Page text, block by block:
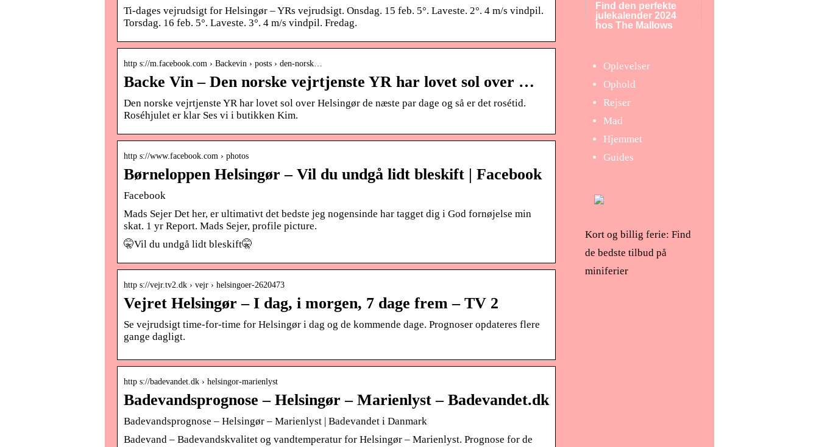
Ti-dages vejrudsigt for Helsingør – YRs vejrudsigt. Onsdag. 15 feb. 5°. Laveste. 2°. 4 m/s vindpil.
Torsdag. 16 feb. 5°. Laveste. 3°. 4 m/s vindpil. Fredag.
http s://m.facebook.com › Backevin › posts › den-norsk…
Backe Vin – Den norske vejrtjenste YR har lovet sol over …
Den norske vejrtjenste YR har lovet sol over Helsingør de næste par dage og så er det rosétid.
Roséhjulet er klar Ses vi i butikken Kim.
http s://www.facebook.com › photos
Børneloppen Helsingør – Vil du undgå lidt bleskift | Facebook
Facebook
Mads Sejer Det her, er ultimativt det bedste jeg nogensinde har tagget dig i God fornøjelse min
skat. 1 yr Report. Mads Sejer, profile picture.
🤫Vil du undgå lidt bleskift🤫
http s://vejr.tv2.dk › vejr › helsingoer-2620473
Vejret Helsingør – I dag, i morgen, 7 dage frem – TV 2
Se vejrudsigt time-for-time for Helsingør i dag og de kommende dage. Prognoser opdateres flere
gange dagligt.
http s://badevandet.dk › helsingor-marienlyst
Badevandsprognose – Helsingør – Marienlyst – Badevandet.dk
Badevandsprognose – Helsingør – Marienlyst | Badevandet i Danmark
Badevand – Badevandskvalitet og vandtemperatur for Helsingør – Marienlyst. Prognose for de
Find den perfekte
julekalender 2024
hos The Mallows
Oplevelser
Ophold
Rejser
Mad
Hjemmet
Guides
Kort og billig ferie: Find
de bedste tilbud på
miniferier